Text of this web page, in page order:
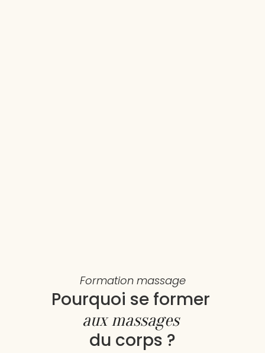
Formation massage
Pourquoi se former
aux massages
du corps ?